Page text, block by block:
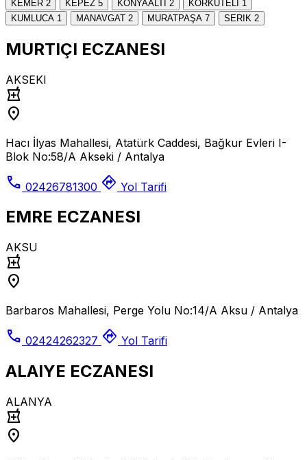
KEMER 2 KEPEZ 5 KONYAALTI 2 KORKUTELI 1
KUMLUCA 1 MANAVGAT 2 MURATPAŞA 7 SERIK 2
MURTIÇI ECZANESI
AKSEKI
local_pharmacy
location_on
Hacı İlyas Mahallesi, Atatürk Caddesi, Bağkur Evleri I-
Blok No:58/A Akseki / Antalya
call 02426781300 directions Yol Tarifi
EMRE ECZANESI
AKSU
local_pharmacy
location_on
Barbaros Mahallesi, Perge Yolu No:14/A Aksu / Antalya
call 02424262327 directions Yol Tarifi
ALAIYE ECZANESI
ALANYA
local_pharmacy
location_on